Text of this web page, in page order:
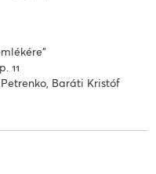
11
Baráti Kristóf